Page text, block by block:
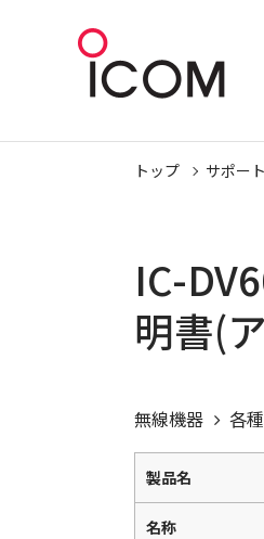
トップ サポー
IC-
明書(
無線機器 各
製品名
名称